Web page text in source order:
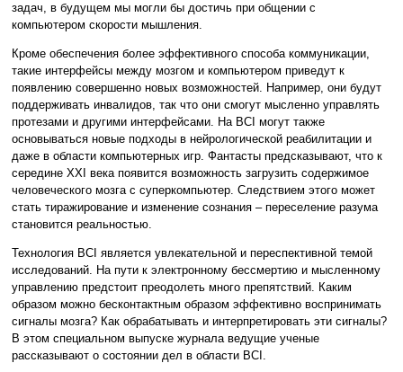
задач, в будущем мы могли бы достичь при общении с
компьютером скорости мышления.
Кроме обеспечения более эффективного способа коммуникации,
такие интерфейсы между мозгом и компьютером приведут к
появлению совершенно новых возможностей. Например, они будут
поддерживать инвалидов, так что они смогут мысленно управлять
протезами и другими интерфейсами. На BCI могут также
основываться новые подходы в нейрологической реабилитации и
даже в области компьютерных игр. Фантасты предсказывают, что к
середине XXI века появится возможность загрузить содержимое
человеческого мозга с суперкомпьютер. Следствием этого может
стать тиражирование и изменение сознания – переселение разума
становится реальностью.
Технология BCI является увлекательной и переспективной темой
исследований. На пути к электронному бессмертию и мысленному
управлению предстоит преодолеть много препятствий. Каким
образом можно бесконтактным образом эффективно воспринимать
сигналы мозга? Как обрабатывать и интерпретировать эти сигналы?
В этом специальном выпуске журнала ведущие ученые
рассказывают о состоянии дел в области BCI.